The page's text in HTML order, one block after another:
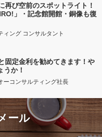
再び空前のスポットライト！
」・記念館開館・銅像も復
ィング コンサルタント
固定金利を勧めてきます！や
うか！
ーコンサルティング社長
ール